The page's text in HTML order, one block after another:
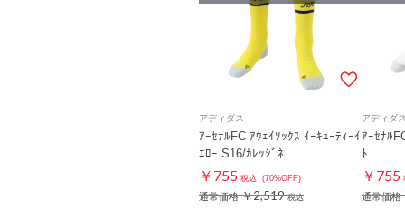
アディダス
ｱｰｾﾅﾙFC ｱｳｪｲｿｯｸｽ ｲｰｷｭｰﾃｨｰｲ
ｴﾛｰ S16/ｶﾚｯｼﾞﾈ
￥755 税込 (70%OFF)
通常価格￥2,519 税込
アディダ
ｱｰｾﾅﾙ
ﾄ
￥755
通常価格